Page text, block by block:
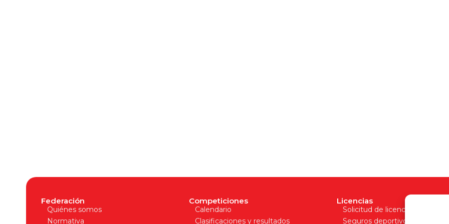
Federación
Quiénes somos
Normativa
Competiciones
Calendario
Clasificaciones y resultados
Licencias
Solicitud de licencia
Seguros deportivos